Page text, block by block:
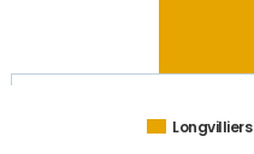
Longvilliers